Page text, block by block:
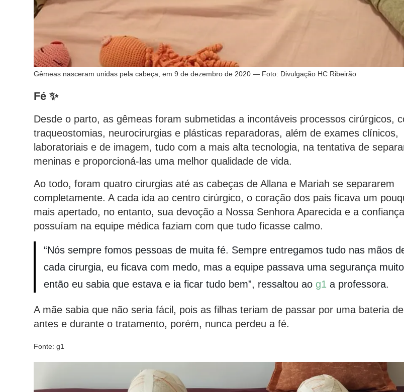
Gêmeas nasceram unidas pela cabeça, em 9 de dezembro de 2020 — Foto: Divulgação HC Ribeirão
Fé ✨
Desde o parto, as gêmeas foram submetidas a incontáveis processos cirúrgicos,
traqueostomias, neurocirurgias e plásticas reparadoras, além de exames clínicos,
laboratoriais e de imagem, tudo com a mais alta tecnologia, na tentativa de
meninas e proporcioná-las uma melhor qualidade de vida.
Ao todo, foram quatro cirurgias até as cabeças de Allana e Mariah se separarem
completamente. A cada ida ao centro cirúrgico, o coração dos pais ficava um
mais apertado, no entanto, sua devoção a Nossa Senhora Aparecida e a
possuíam na equipe médica faziam com que tudo ficasse calmo.
“Nós sempre fomos pessoas de muita fé. Sempre entregamos tudo nas mãos
cada cirurgia, eu ficava com medo, mas a equipe passava uma segurança
então eu sabia que estava e ia ficar tudo bem”, ressaltou ao g1 a professora.
A mãe sabia que não seria fácil, pois as filhas teriam de passar por uma bateria
antes e durante o tratamento, porém, nunca perdeu a fé.
Fonte: g1